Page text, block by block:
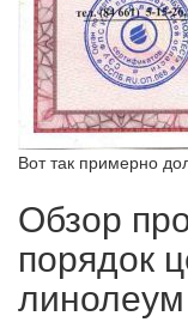
Вот так примерно
Обзор
порядок
линолеум